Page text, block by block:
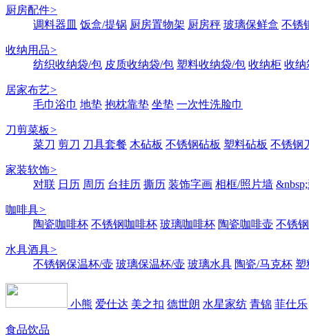
厨房配件>
调料器皿 饭盒/提锅 厨房置物架 厨房秤 玻璃保鲜盒 不锈
收纳用品>
纺织收纳袋/包 皮质收纳袋/包 塑料收纳袋/包 收纳柜 收纳
居家布艺>
毛巾浴巾 地垫 抱枕靠垫 坐垫 一次性洗脸巾
刀剪菜板>
菜刀 剪刀 刀具套餐 木砧板 不锈钢砧板 塑料砧板 不锈钢
家装软饰>
对联 日历 周历 台挂历 撕历 装饰字画 相框/照片墙
咖啡具>
陶瓷咖啡杯 不锈钢咖啡杯 玻璃咖啡杯 陶瓷咖啡壶 不锈
水具酒具>
不锈钢保温杯/壶 玻璃保温杯/壶 玻璃水具 陶瓷/马克杯 塑
小熊 爱仕达 美之扣 德世朗 水星家纺 青锦 菲仕乐
食品饮品